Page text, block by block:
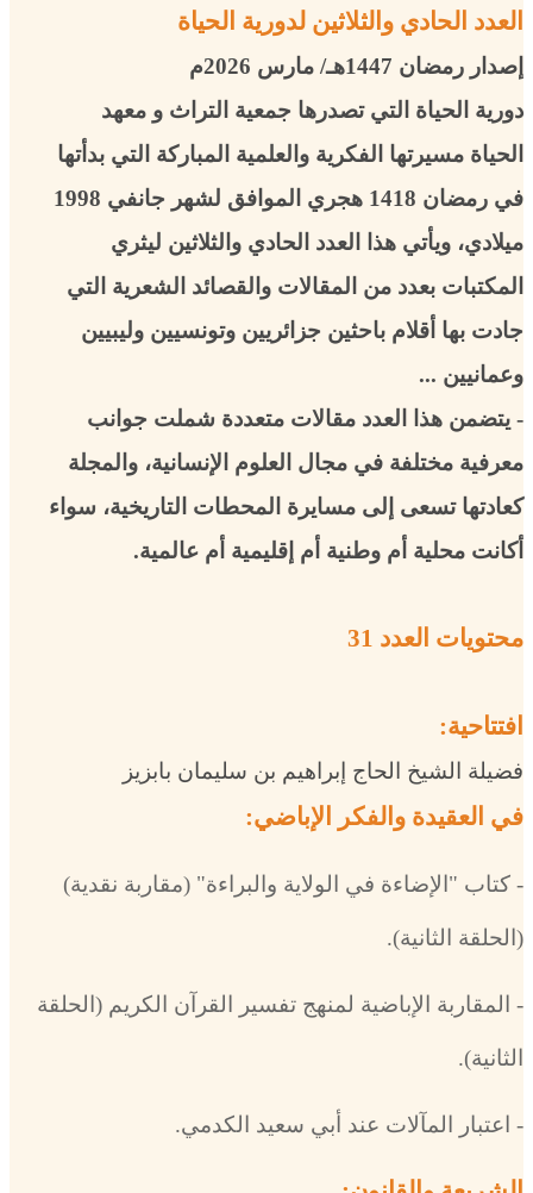
العدد الحادي والثلاثين لدورية الحياة
إصدار رمضان 1447هـ/ مارس 2026م
دورية الحياة التي تصدرها جمعية التراث و معهد
الحياة مسيرتها الفكرية والعلمية المباركة التي بدأتها
في رمضان 1418 هجري الموافق لشهر جانفي 1998
ميلادي، ويأتي هذا العدد الحادي والثلاثين ليثري
المكتبات بعدد من المقالات والقصائد الشعرية التي
جادت بها أقلام باحثين جزائريين وتونسيين وليبيين
وعمانيين ...
- يتضمن هذا العدد مقالات متعددة شملت جوانب
معرفية مختلفة في مجال العلوم الإنسانية، والمجلة
كعادتها تسعى إلى مسايرة المحطات التاريخية، سواء
أكانت محلية أم وطنية أم إقليمية أم عالمية.
محتويات العدد 31
افتتاحية:
فضيلة الشيخ الحاج إبراهيم بن سليمان بابزيز
في العقيدة والفكر الإباضي:
- كتاب "الإضاءة في الولاية والبراءة" (مقاربة نقدية)
(الحلقة الثانية).
- المقاربة الإباضية لمنهج تفسير القرآن الكريم (الحلقة
الثانية).
- اعتبار المآلات عند أبي سعيد الكدمي.